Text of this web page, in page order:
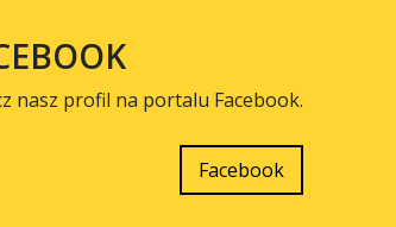
nasz profil na portalu Facebook.
Facebook